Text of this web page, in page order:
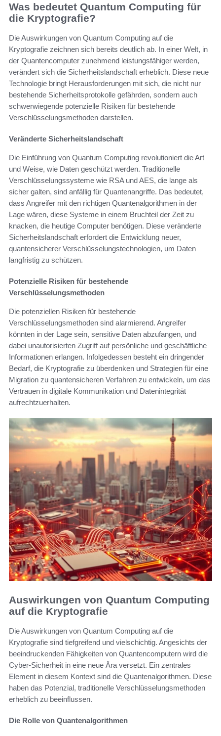
Was bedeutet Quantum Computing für
die Kryptografie?
Die Auswirkungen von Quantum Computing auf die
Kryptografie zeichnen sich bereits deutlich ab. In einer Welt, in
der Quantencomputer zunehmend leistungsfähiger werden,
verändert sich die Sicherheitslandschaft erheblich. Diese neue
Technologie bringt Herausforderungen mit sich, die nicht nur
bestehende Sicherheitsprotokolle gefährden, sondern auch
schwerwiegende potenzielle Risiken für bestehende
Verschlüsselungsmethoden darstellen.
Veränderte Sicherheitslandschaft
Die Einführung von Quantum Computing revolutioniert die Art
und Weise, wie Daten geschützt werden. Traditionelle
Verschlüsselungssysteme wie RSA und AES, die lange als
sicher galten, sind anfällig für Quantenangriffe. Das bedeutet,
dass Angreifer mit den richtigen Quantenalgorithmen in der
Lage wären, diese Systeme in einem Bruchteil der Zeit zu
knacken, die heutige Computer benötigen. Diese veränderte
Sicherheitslandschaft erfordert die Entwicklung neuer,
quantensicherer Verschlüsselungstechnologien, um Daten
langfristig zu schützen.
Potenzielle Risiken für bestehende
Verschlüsselungsmethoden
Die potenziellen Risiken für bestehende
Verschlüsselungsmethoden sind alarmierend. Angreifer
könnten in der Lage sein, sensitive Daten abzufangen, und
dabei unautorisierten Zugriff auf persönliche und geschäftliche
Informationen erlangen. Infolgedessen besteht ein dringender
Bedarf, die Kryptografie zu überdenken und Strategien für eine
Migration zu quantensicheren Verfahren zu entwickeln, um das
Vertrauen in digitale Kommunikation und Datenintegrität
aufrechtzuerhalten.
Auswirkungen von Quantum Computing
auf die Kryptografie
Die Auswirkungen von Quantum Computing auf die
Kryptografie sind tiefgreifend und vielschichtig. Angesichts der
beeindruckenden Fähigkeiten von Quantencomputern wird die
Cyber-Sicherheit in eine neue Ära versetzt. Ein zentrales
Element in diesem Kontext sind die Quantenalgorithmen. Diese
haben das Potenzial, traditionelle Verschlüsselungsmethoden
erheblich zu beeinflussen.
Die Rolle von Quantenalgorithmen